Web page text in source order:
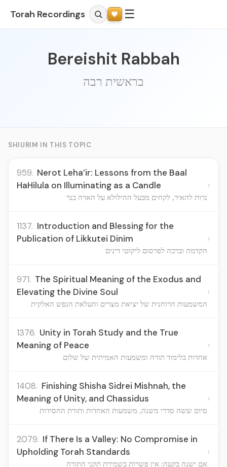
Torah Recordings ☰
Bereishit Rabbah
בראשית רבה
SHIURIM IN THIS TOPIC
959. Nerot Leha’ir: Lessons from the Baal
HaHilula on Illuminating as a Candle
נרות להאיר, לקחים מבעל ההילולא על הארה כנר
›
1137. Introduction and Blessing for the
Publication of Likkutei Dinim
הקדמה וברכה לפרסום ליקוטי דינים
›
971. The Spiritual Meaning of the Exodus and
Elevating the Divine Soul
המשמעות הרוחנית של יציאת מצרים והעלאת הנפש האלקית
›
1376. Unity in Torah Study and the True
Meaning of Peace
אחדות בלימוד תורה ומשמעות האמיתית של שלום
›
1408. Finishing Shisha Sidrei Mishnah, the
Meaning of Unity, and Chassidus
סיום ששה סדרי משנה, משמעות האחדות ותורת החסידות
›
2079. If There Is a Valley: No Compromise in
Upholding Torah Standards
אם ישנה בקעה: אין פשרות בשמירת תקני התורה
›